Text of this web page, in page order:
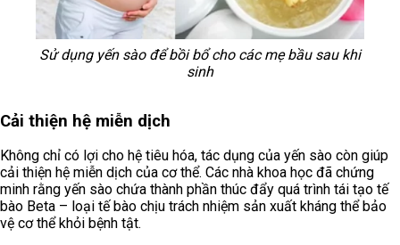
Sử dụng yến sào để bồi bổ cho các mẹ bầu sau khi
sinh
Cải thiện hệ miễn dịch
Không chỉ có lợi cho hệ tiêu hóa, tác dụng của yến sào còn giúp
cải thiện hệ miễn dịch của cơ thể. Các nhà khoa học đã chứng
minh rằng yến sào chứa thành phần thúc đẩy quá trình tái tạo tế
bào Beta – loại tế bào chịu trách nhiệm sản xuất kháng thể bảo
vệ cơ thể khỏi bệnh tật.